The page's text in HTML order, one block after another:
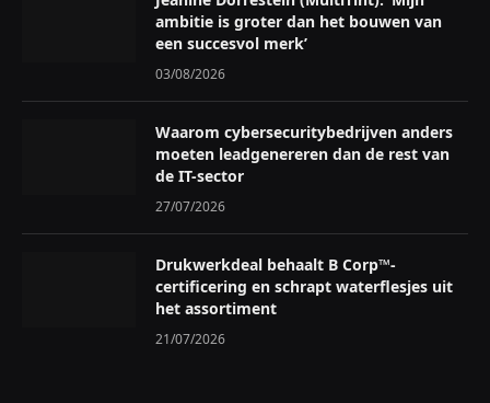
ambitie is groter dan het bouwen van
een succesvol merk’
03/08/2026
Waarom cybersecuritybedrijven anders
moeten leadgenereren dan de rest van
de IT-sector
27/07/2026
Drukwerkdeal behaalt B Corp™-
certificering en schrapt waterflesjes uit
het assortiment
21/07/2026